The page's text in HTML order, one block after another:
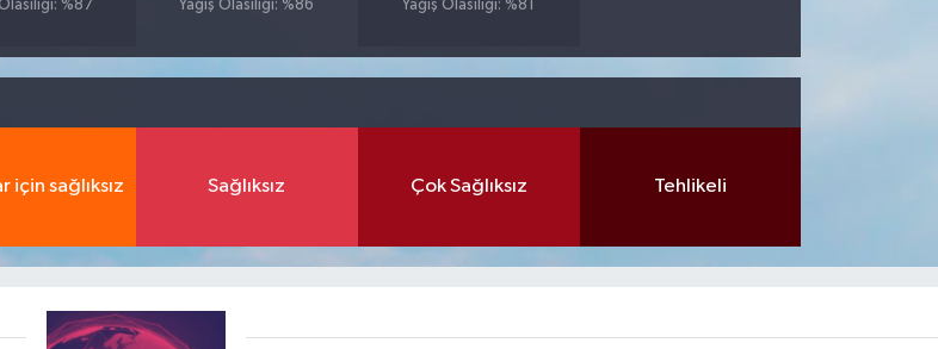
%87
Yağış Olasılığı: %86
Yağış Olasılığı: %81
için sağlıksız Sağlıksız Çok Sağlıksız Tehlikeli